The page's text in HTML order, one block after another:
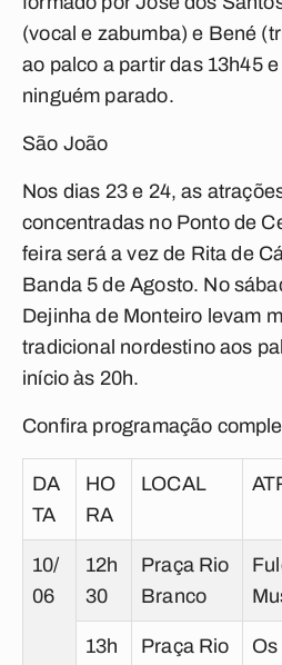
(vocal e zabumba) e Bené
ao palco a partir das 13h45
ninguém parado.
São João
Nos dias 23 e 24, as
concentradas no Ponto de
feira será a vez de Rita de
Banda 5 de Agosto. No
Dejinha de Monteiro levam
tradicional nordestino aos
início às 20h.
Confira programação
DA
TA
HO
RA
LOCAL
10/
06
12h
30
Praça Rio
Branco
13h
Praça Rio
Os